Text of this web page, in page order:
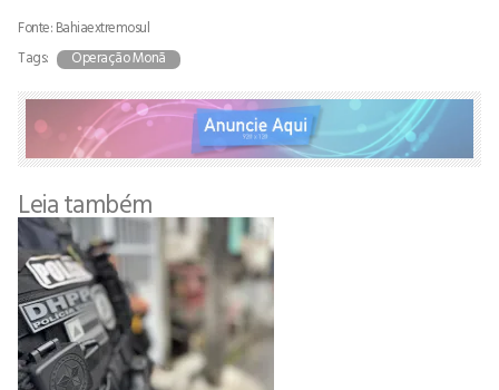
Fonte: Bahiaextremosul
Tags:
Operação Monã
Leia também